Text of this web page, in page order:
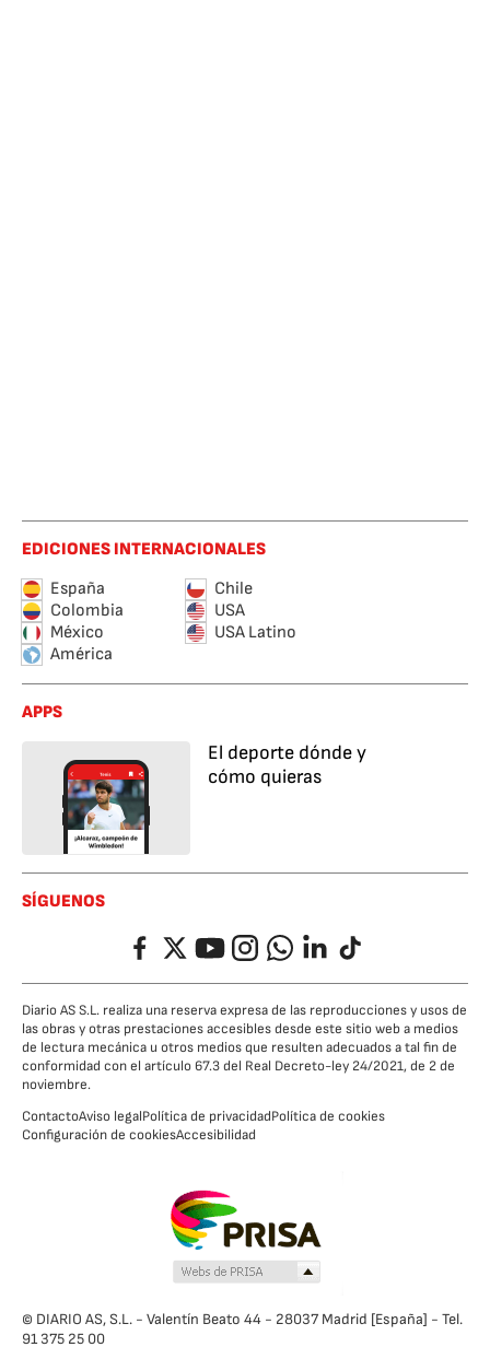
EDICIONES INTERNACIONALES
España
Chile
Colombia
USA
México
USA Latino
América
APPS
El deporte dónde y
cómo quieras
SÍGUENOS
FacebookTwitterYouTubeInstagramWhatsappLinkedIn
TikTok
Diario AS S.L. realiza una reserva expresa de las reproducciones y usos de
las obras y otras prestaciones accesibles desde este sitio web a medios
de lectura mecánica u otros medios que resulten adecuados a tal fin de
conformidad con el artículo 67.3 del Real Decreto-ley 24/2021, de 2 de
noviembre.
ContactoAviso legalPolítica de privacidadPolítica de cookies
Configuración de cookiesAccesibilidad
© DIARIO AS, S.L. - Valentín Beato 44 - 28037 Madrid [España] - Tel.
91 375 25 00